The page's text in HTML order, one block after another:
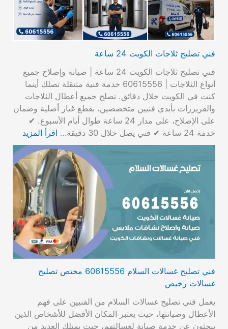
فني تصليح ثلاجات الكويت 24 ساعة
فني تصليح ثلاجات الكويت 24 ساعة | صيانة وإصلاح جميع
أنواع الثلاجات | 60615556 خدمة فنية متنقلة تصلك أينما
كنت في الكويت خلال دقائق. نصلح جميع أعطال الثلاجات
والفريزرات بأيدي فنيين متخصصين، بقطع غيار أصلية وضمان
على الإصلاح، على مدار 24 ساعة طوال أيام الأسبوع. ✔
خدمة 24 ساعة ✔ فني يصل خلال 30 دقيقة…
اقرأ المزيد
فني تصليح غسالات السلام 60615556 مختص تصليح
غسالات رخيص
يعمل فني تصليح غسالات السلام من الفنيين على فهم
الأعطال وصيانتها، حيث يعتبر المكان الأفضل للأشخاص الذين
يبحثون عن خدمة صيانة لغسالتهم، حيث يمتلك العديد من